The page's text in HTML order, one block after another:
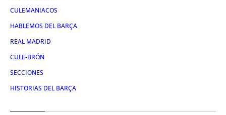
CULEMANIACOS
HABLEMOS DEL BARÇA
REAL MADRID
CULE-BRÓN
SECCIONES
HISTORIAS DEL BARÇA